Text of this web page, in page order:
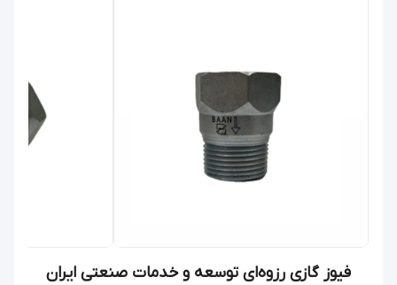
فیوز گازی رزوه‌ای توسعه و خدمات صنعتی ایران